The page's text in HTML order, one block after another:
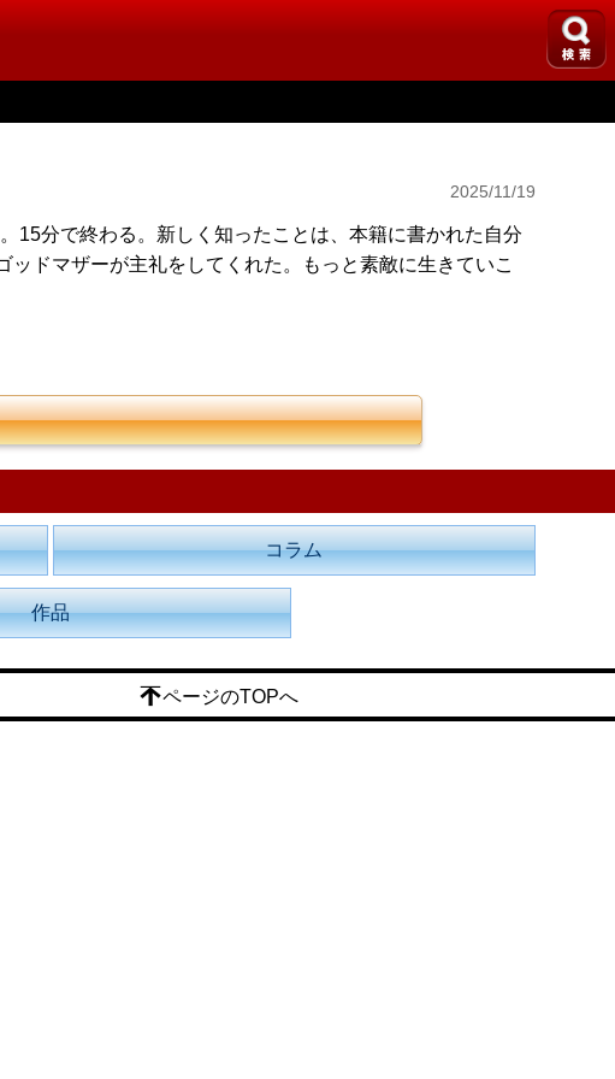
2025/11/19
15分で終わる。新しく知ったことは、本籍に書かれた自分
ドマザーが主礼をしてくれた。もっと素敵に生きていこ
コラム
作品
ページのTOPへ